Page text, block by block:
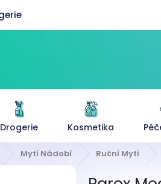
Drogerie Kosmetika
Mytí Nádobí Ruční Mytí